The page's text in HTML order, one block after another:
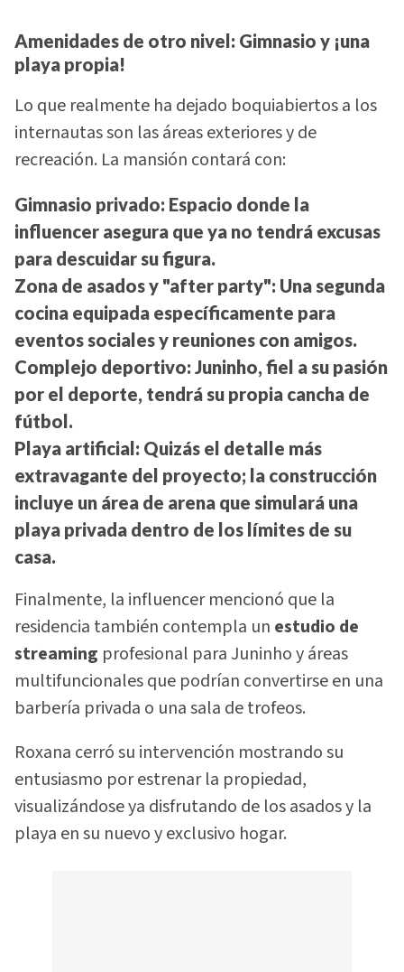
Amenidades de otro nivel: Gimnasio y ¡una
playa propia!
Lo que realmente ha dejado boquiabiertos a los
internautas son las áreas exteriores y de
recreación. La mansión contará con:
Gimnasio privado: Espacio donde la
influencer asegura que ya no tendrá excusas
para descuidar su figura.
Zona de asados y "after party": Una segunda
cocina equipada específicamente para
eventos sociales y reuniones con amigos.
Complejo deportivo: Juninho, fiel a su pasión
por el deporte, tendrá su propia cancha de
fútbol.
Playa artificial: Quizás el detalle más
extravagante del proyecto; la construcción
incluye un área de arena que simulará una
playa privada dentro de los límites de su
casa.
Finalmente, la influencer mencionó que la
residencia también contempla un estudio de
streaming profesional para Juninho y áreas
multifuncionales que podrían convertirse en una
barbería privada o una sala de trofeos.
Roxana cerró su intervención mostrando su
entusiasmo por estrenar la propiedad,
visualizándose ya disfrutando de los asados y la
playa en su nuevo y exclusivo hogar.